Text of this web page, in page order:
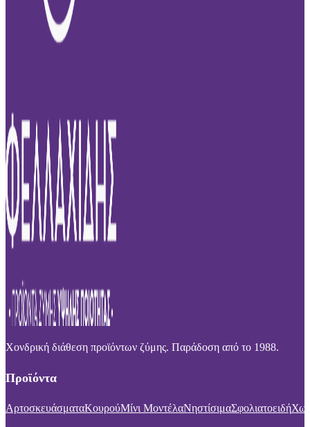
Χονδρική διάθεση προϊόντων ζύμης. Παράδοση από το 1988.
Προϊόντα
ΑρτοσκευάσματαΚουρούΜίνι ΜοντέλαΝηστίσιμαΣφολιατοειδή